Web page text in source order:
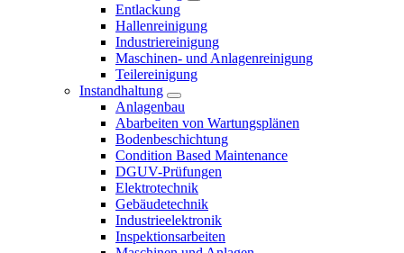
Entlackung
Hallenreinigung
Industriereinigung
Maschinen- und Anlagenreinigung
Teilereinigung
Instandhaltung
Anlagenbau
Abarbeiten von Wartungsplänen
Bodenbeschichtung
Condition Based Maintenance
DGUV-Prüfungen
Elektrotechnik
Gebäudetechnik
Industrieelektronik
Inspektionsarbeiten